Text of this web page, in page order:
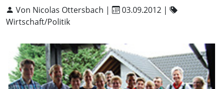
Von Nicolas Ottersbach | 03.09.2012 |
Wirtschaft/Politik